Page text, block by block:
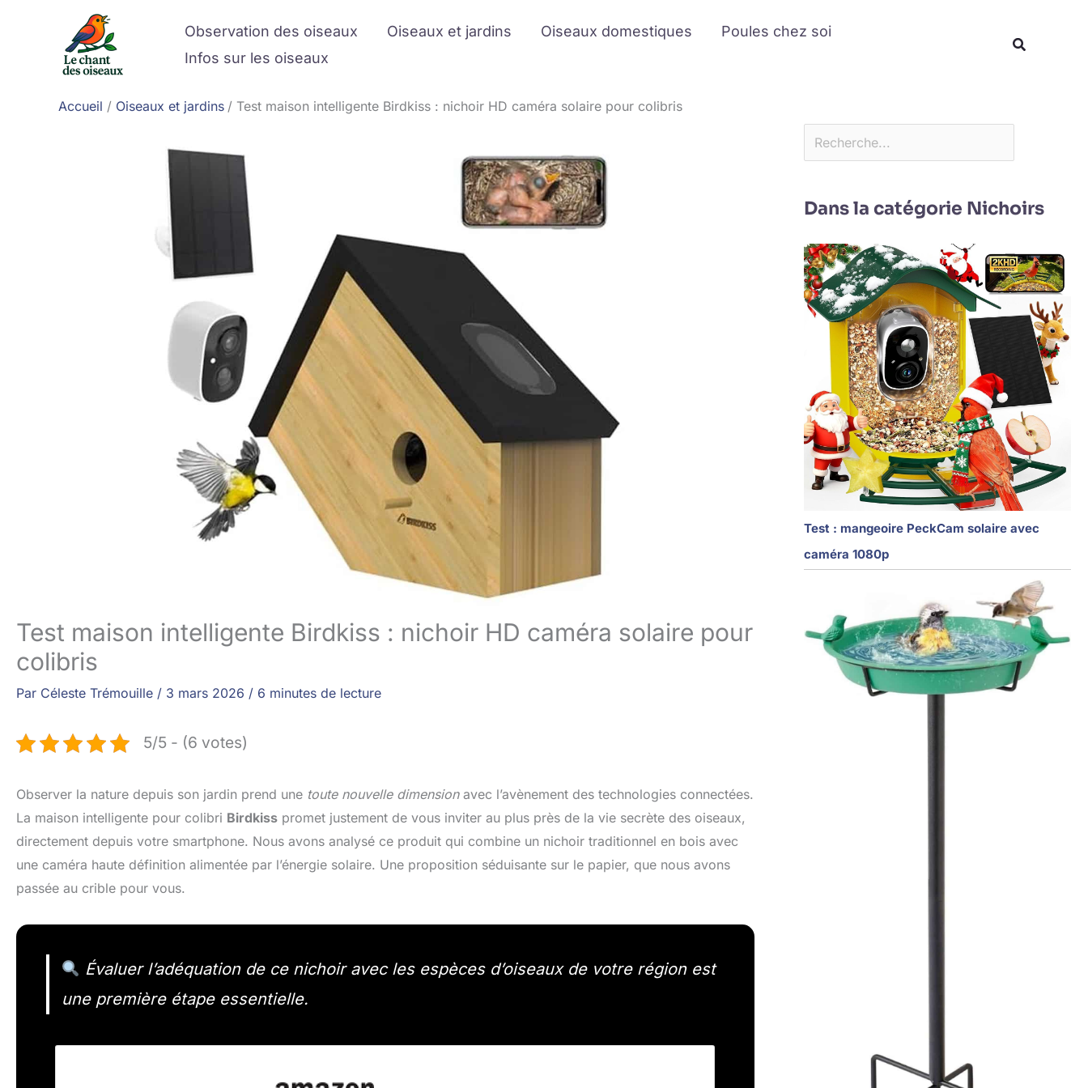
Observation des oiseaux Oiseaux et jardins Oiseaux domestiques
Poules chez soi
Infos sur les oiseaux
Accueil Oiseaux et jardins Test maison intelligente Birdkiss : nichoir HD caméra solaire pour colibris
Test maison intelligente Birdkiss : nichoir HD caméra solaire pour
colibris
Par Céleste Trémouille / 3 mars 2026 / 6 minutes de lecture
5/5 - (6 votes)
Observer la nature depuis son jardin prend une toute nouvelle dimensionavec l’avènement des technologies connectées.
La maison intelligente pour colibri Birdkiss promet justement de vous inviter au plus près de la vie secrète des oiseaux,
directement depuis votre smartphone. Nous avons analysé ce produit qui combine un nichoir traditionnel en bois avec
une caméra haute définition alimentée par l’énergie solaire. Une proposition séduisante sur le papier, que nous avons
passée au crible pour vous.
Évaluer l’adéquation de ce nichoir avec les espèces d’oiseaux de votre région est
une première étape essentielle.
Dans la catégorie Nichoirs
Test : mangeoire PeckCam solaire avec
caméra 1080p